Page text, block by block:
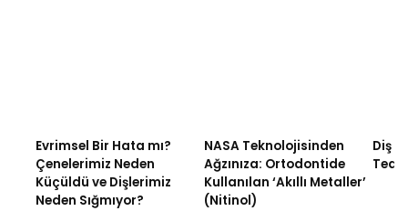
Evrimsel Bir Hata mı?
Çenelerimiz Neden
Küçüldü ve Dişlerimiz
Neden Sığmıyor?
NASA Teknolojisinden
Ağzınıza: Ortodontide
Kullanılan ‘Akıllı Metaller’
(Nitinol)
Diş